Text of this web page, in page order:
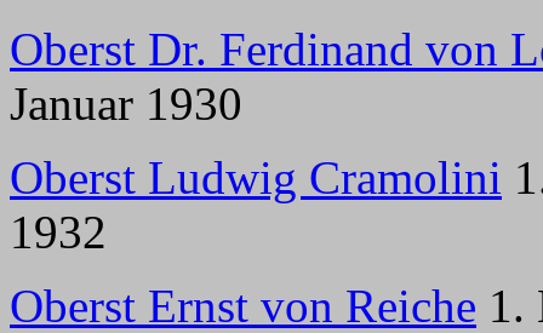
Oberst Dr. Ferdinand von
Januar 1930
Oberst Ludwig Cramolini
1932
Oberst Ernst von Reiche 1.